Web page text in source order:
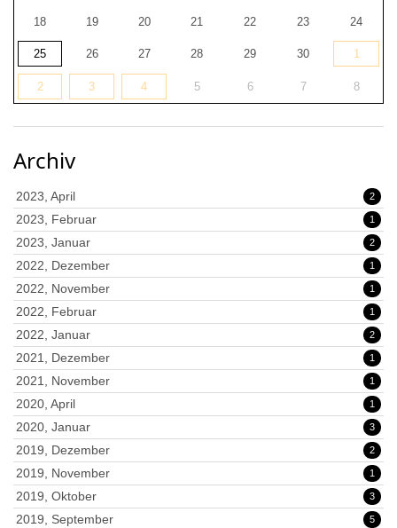
18 19 20 21 22 23 24
25 26 27 28 29 30 1
2 3 4 5 6 7 8
Archiv
2023, April 2
2023, Februar 1
2023, Januar 2
2022, Dezember 1
2022, November 1
2022, Februar 1
2022, Januar 2
2021, Dezember 1
2021, November 1
2020, April 1
2020, Januar 3
2019, Dezember 2
2019, November 1
2019, Oktober 3
2019, September 5